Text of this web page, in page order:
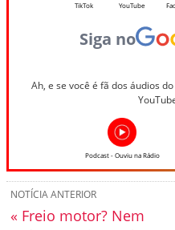
TikTok YouTube
Siga no
Ah, e se você é fã dos áudios do
Podcast - Ouviu na Rádio
NOTÍCIA ANTERIOR
« Freio motor? Nem